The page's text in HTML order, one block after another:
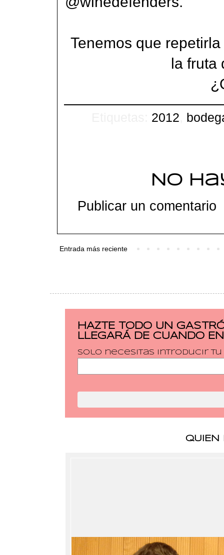
Tenemos que
la fruta
2012
No
Publicar un comentario
Entrada más reciente
HAZTE TODO UN
LLEGARÁ DE CUANDO
Solo necesitas introducir
QUIEN